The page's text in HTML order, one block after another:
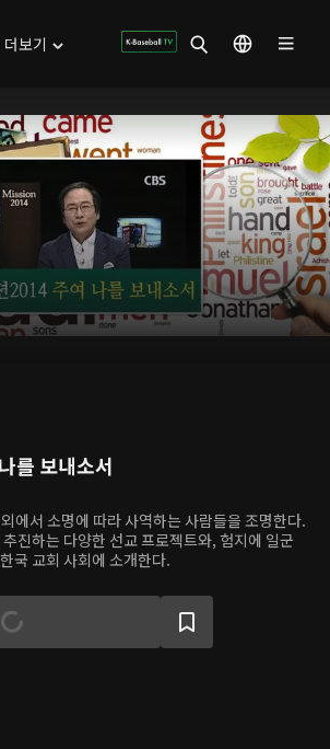
더보기
를 보내소서
에서 소명에 따라 사역하는 사람들을 조명한다.
진하는 다양한 선교 프로젝트와, 험지에 일군
국 교회 사회에 소개한다.